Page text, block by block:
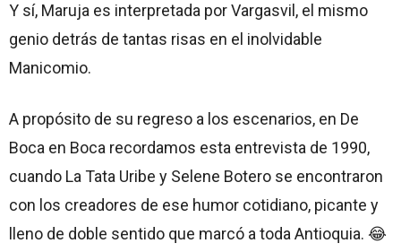
Y sí, Maruja es interpretada por Vargasvil, el mismo
genio detrás de tantas risas en el inolvidable
Manicomio.
A propósito de su regreso a los escenarios, en De
Boca en Boca recordamos esta entrevista de 1990,
cuando La Tata Uribe y Selene Botero se encontraron
con los creadores de ese humor cotidiano, picante y
lleno de doble sentido que marcó a toda Antioquia. 😂